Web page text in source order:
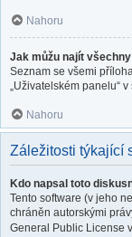
Nahoru
Jak můžu najít
Seznam se všemi
„Uživatelském panelu“ v
Nahoru
Záležitosti týkající
Kdo napsal toto
Tento software (v jeho
chráněn autorskými
General Public License